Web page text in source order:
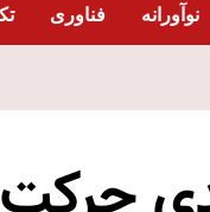
نوآورانه فناوری